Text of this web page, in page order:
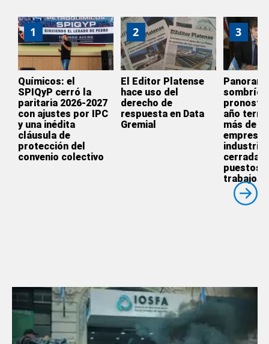
1
Químicos: el
SPIQyP cerró la
paritaria 2026-2027
con ajustes por IPC
y una inédita
cláusula de
protección del
convenio colectivo
2
El Editor Platense
hace uso del
derecho de
respuesta en Data
Gremial
3
sombrío:
año
más de
empresas
cerradas
puestos
trabajos